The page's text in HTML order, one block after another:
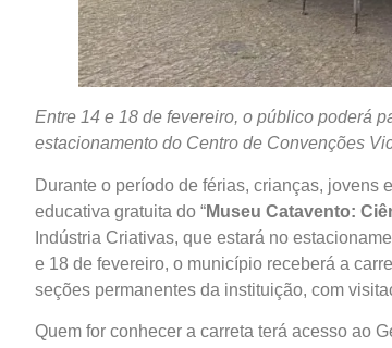
Entre 14 e 18 de fevereiro, o público poderá
estacionamento do Centro de Convenções
Durante o período de férias, crianças,
educativa gratuita do “Museu Catavento:
Indústria Criativas, que estará no
e 18 de fevereiro, o município receberá a
seções permanentes da instituição, com
Quem for conhecer a carreta terá acesso ao